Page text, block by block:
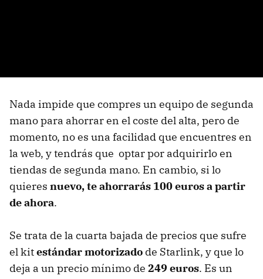
Nada impide que compres un equipo de segunda
mano para ahorrar en el coste del alta, pero de
momento, no es una facilidad que encuentres en
la web, y tendrás que optar por adquirirlo en
tiendas de segunda mano. En cambio, si lo
quieres nuevo, te ahorrarás 100 euros a partir
de ahora.
Se trata de la cuarta bajada de precios que sufre
el kitestándar motorizado de Starlink, y que lo
deja a un precio mínimo de 249 euros. Es un